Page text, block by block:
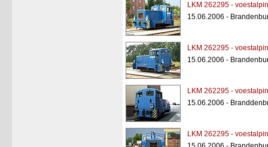
LKM 262295 -
15.06.2006 -
LKM 262295 -
15.06.2006 -
LKM 262295 -
15.06.2006 -
LKM 262295 -